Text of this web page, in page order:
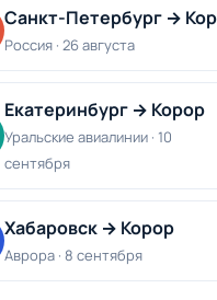
Россия · 26 августа
Екатеринбург → Корор
Уральские авиалинии · 10
сентября
Хабаровск → Корор
Аврора · 8 сентября